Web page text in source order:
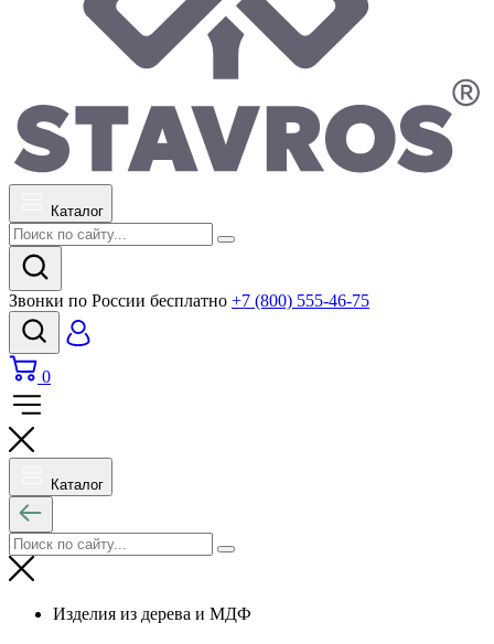
Каталог
Звонки по России бесплатно +7 (800) 555-46-75
0
Каталог
Изделия из дерева и МДФ